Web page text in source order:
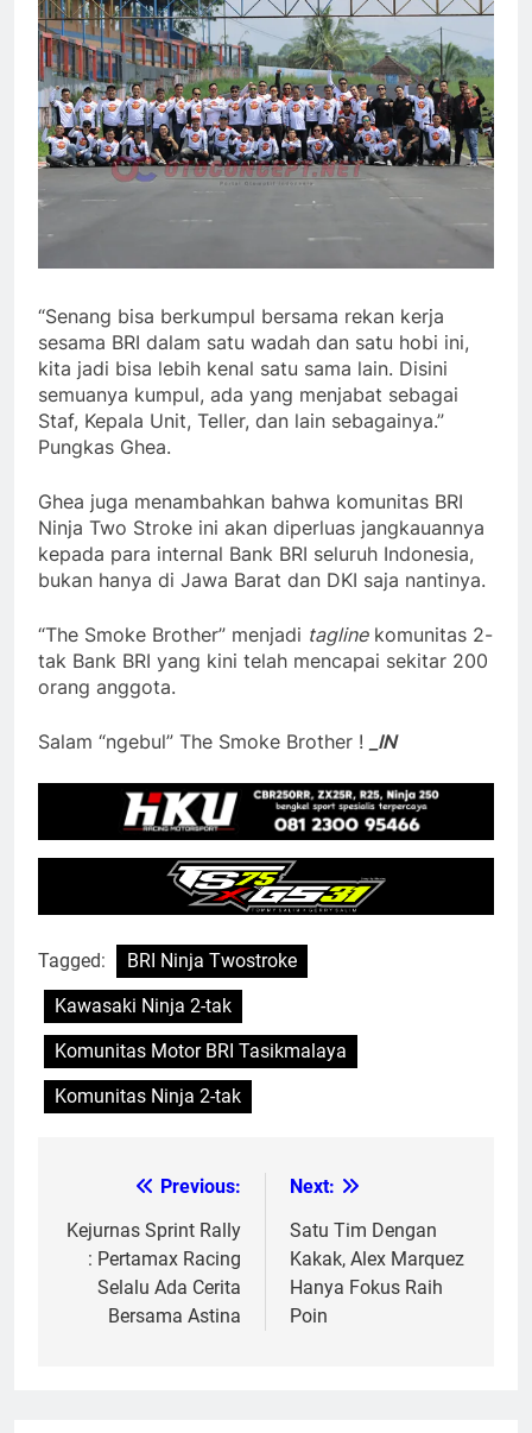
“Senang bisa berkumpul bersama rekan kerja
sesama BRI dalam satu wadah dan satu hobi ini,
kita jadi bisa lebih kenal satu sama lain. Disini
semuanya kumpul, ada yang menjabat sebagai
Staf, Kepala Unit, Teller, dan lain sebagainya.”
Pungkas Ghea.
Ghea juga menambahkan bahwa komunitas BRI
Ninja Two Stroke ini akan diperluas jangkauannya
kepada para internal Bank BRI seluruh Indonesia,
bukan hanya di Jawa Barat dan DKI saja nantinya.
“The Smoke Brother” menjadi taglinekomunitas 2-
tak Bank BRI yang kini telah mencapai sekitar 200
orang anggota.
Salam “ngebul” The Smoke Brother ! _IN
Tagged:
BRI Ninja Twostroke
Kawasaki Ninja 2-tak
Komunitas Motor BRI Tasikmalaya
Komunitas Ninja 2-tak
navigation
Previous:
Kejurnas Sprint Rally
: Pertamax Racing
Selalu Ada Cerita
Bersama Astina
Next:
Satu Tim Dengan
Kakak, Alex Marquez
Hanya Fokus Raih
Poin